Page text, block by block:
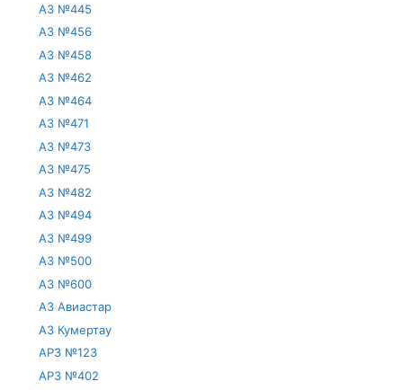
АЗ №445
АЗ №456
АЗ №458
АЗ №462
АЗ №464
АЗ №471
АЗ №473
АЗ №475
АЗ №482
АЗ №494
АЗ №499
АЗ №500
АЗ №600
АЗ Авиастар
АЗ Кумертау
АРЗ №123
АРЗ №402